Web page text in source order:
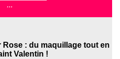
...
Rose : du maquillage tout en
Valentin !